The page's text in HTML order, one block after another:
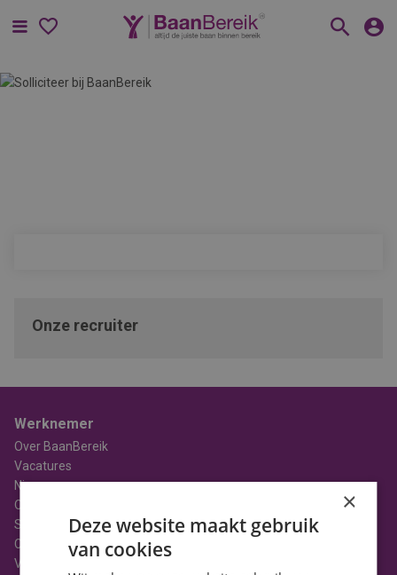
Menu
Onze recruiter
Werknemer
Over BaanBereik
Vacatures
Nieuws
Ons Team
Stages
Contact
Vacatures in Noord-Holland
×
Deze website maakt gebruik
van cookies